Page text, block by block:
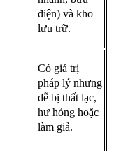
điện) và kho
lưu trữ.
Có giá trị
pháp lý nhưng
dễ bị thất lạc,
hư hỏng hoặc
làm giả.